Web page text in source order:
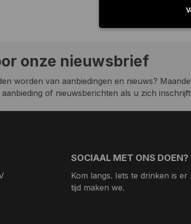
onze nieuwsbrief
worden van aanbiedingen en nieuws?
of nieuwsberichten als u zich
SOCIAAL MET ONS DOEN?
Kom langs. Iets te drinken is er
tijd maken we.